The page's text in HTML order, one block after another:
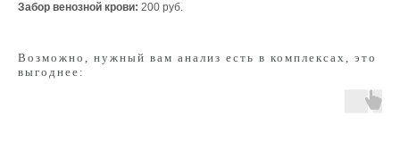
Забор венозной крови: 200 руб.
Возможно, нужный вам анализ есть в комплексах, это
выгоднее: